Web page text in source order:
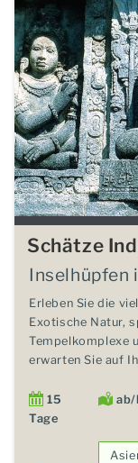
Schätze
Inselhüpfen
Erleben Sie die
Exotische Natur,
Tempelkomplexe
erwarten Sie auf
15
Tage
ab/